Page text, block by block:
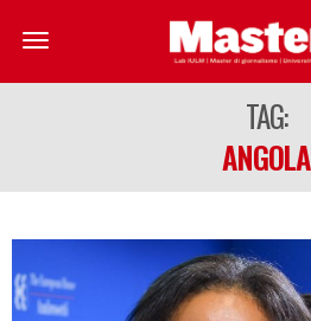
TAG:
ANGOLA